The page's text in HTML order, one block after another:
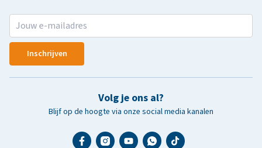
Inschrijven
Volg je ons al?
Blijf op de hoogte via onze social media kanalen